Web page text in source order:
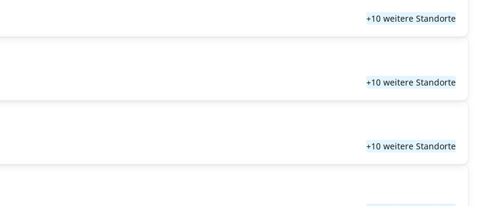
+10 weitere Standorte
+10 weitere Standorte
+10 weitere Standorte